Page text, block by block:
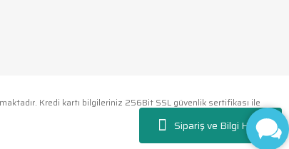
Sipariş ve Bilgi Hattı
Kredi kartı bilgileriniz 256Bit SSL güvenlik sertifikası ile